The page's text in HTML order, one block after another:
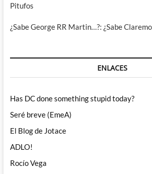
Pitufos
¿Sabe George RR Martin…?: ¿Sabe
ENLACES
Has DC done something stupid today?
Seré breve (EmeA)
El Blog de Jotace
ADLO!
Rocío Vega